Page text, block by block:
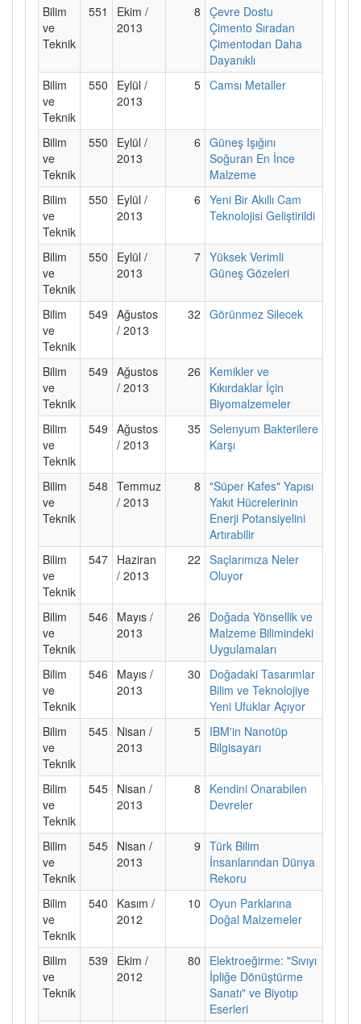
Bilim
ve
Teknik
551
Ekim /
2013
8 Çevre Dostu
Çimento Sıradan
Çimentodan Daha
Dayanıklı
Bilim
ve
Teknik
550
Eylül /
2013
5 Camsı Metaller
Bilim
ve
Teknik
550
Eylül /
2013
6 Güneş Işığını
Soğuran En İnce
Malzeme
Bilim
ve
Teknik
550
Eylül /
2013
6 Yeni Bir Akıllı Cam
Teknolojisi Geliştirildi
Bilim
ve
Teknik
550
Eylül /
2013
7 Yüksek Verimli
Güneş Gözeleri
Bilim
ve
Teknik
549 Ağustos
/ 2013
32 Görünmez Silecek
Bilim
ve
Teknik
549 Ağustos
/ 2013
26
Kemikler ve
Kıkırdaklar İçin
Biyomalzemeler
Bilim
ve
Teknik
549 Ağustos
/ 2013
35 Selenyum Bakterilere
Karşı
Bilim
ve
Teknik
548 Temmuz
/ 2013
8 "Süper Kafes" Yapısı
Yakıt Hücrelerinin
Enerji Potansiyelini
Artırabilir
Bilim
ve
Teknik
547 Haziran
/ 2013
22 Saçlarımıza Neler
Oluyor
Bilim
ve
Teknik
546
Mayıs /
2013
26
Doğada Yönsellik ve
Malzeme Bilimindeki
Uygulamaları
Bilim
ve
Teknik
546
Mayıs /
2013
30
Doğadaki Tasarımlar
Bilim ve Teknolojiye
Yeni Ufuklar Açıyor
Bilim
ve
Teknik
545 Nisan /
2013
5 IBM'in Nanotüp
Bilgisayarı
Bilim
ve
Teknik
545 Nisan /
2013
8
Kendini Onarabilen
Devreler
Bilim
ve
Teknik
545 Nisan /
2013
9 Türk Bilim
İnsanlarından Dünya
Rekoru
Bilim
ve
Teknik
540
Kasım /
2012
10 Oyun Parklarına
Doğal Malzemeler
Bilim
ve
Teknik
539
Ekim /
2012
80
Elektroeğirme: "Sıvıyı
İpliğe Dönüştürme
Sanatı" ve Biyotıp
Eserleri